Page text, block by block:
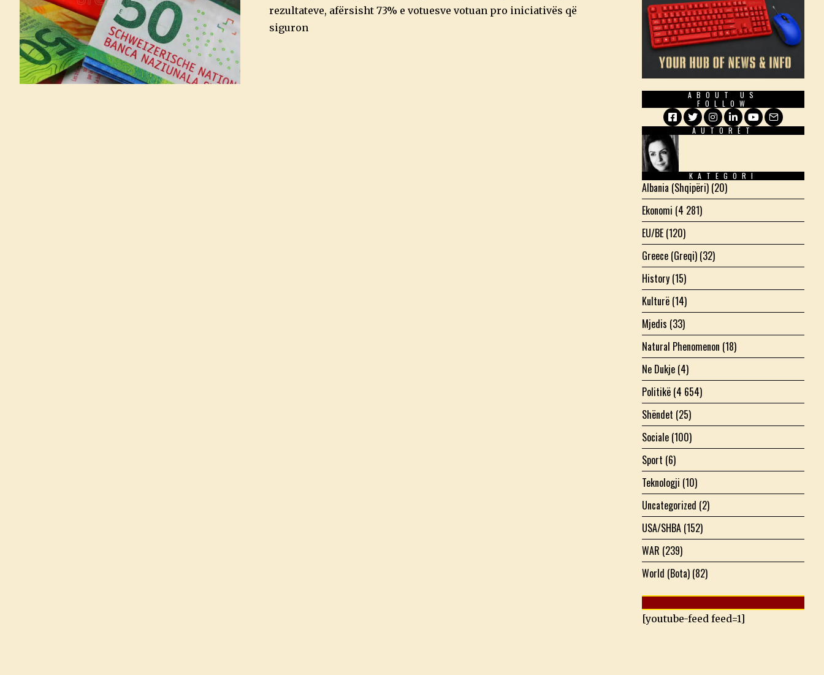
rezultateve, afërsisht 73% e votuesve votuan pro iniciativës që
siguron
ABOUT US
FOLLOW
Facebook
TwitterInstagram
LinkedIn
YouTube
Email
AUTORËT
KATEGORI
Albania (Shqipëri) (20)
Ekonomi (4 281)
EU/BE (120)
Greece (Greqi) (32)
History (15)
Kulturë (14)
Mjedis (33)
Natural Phenomenon (18)
Ne Dukje (4)
Politikë (4 654)
Shëndet (25)
Sociale (100)
Sport (6)
Teknologji (10)
Uncategorized (2)
USA/SHBA (152)
WAR (239)
World (Bota) (82)
[youtube-feed feed=1]